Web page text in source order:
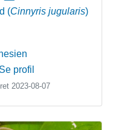
(Cinnyris jugularis)
Se profil
2023-08-07